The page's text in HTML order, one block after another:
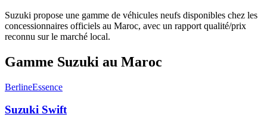
Suzuki propose une gamme de véhicules neufs disponibles chez les
concessionnaires officiels au Maroc, avec un rapport qualité/prix
reconnu sur le marché local.
Gamme Suzuki au Maroc
BerlineEssence
Suzuki Swift